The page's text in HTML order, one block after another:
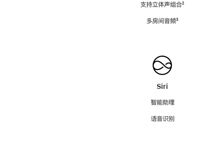
支持立体声组合脚
²
多房间音频脚
³
Siri
智能助理
语音识别